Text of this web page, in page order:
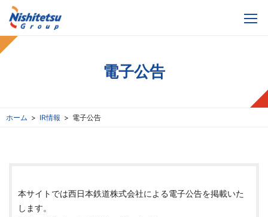
電子公告
ホーム IR情報 電子公告
本サイトでは西日本鉄道株式会社による電子公告を掲載いた
します。